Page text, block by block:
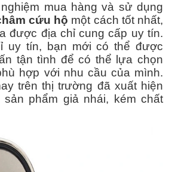
mua hàng và sử dụng
cứu hộ một cách tốt nhất,
được địa chỉ cung cấp uy tín.
uy tín, bạn mới có thể được
tận tình để có thể lựa chọn
hợp với nhu cầu của mình.
trên thị trường đã xuất hiện
phẩm giả nhái, kém chất